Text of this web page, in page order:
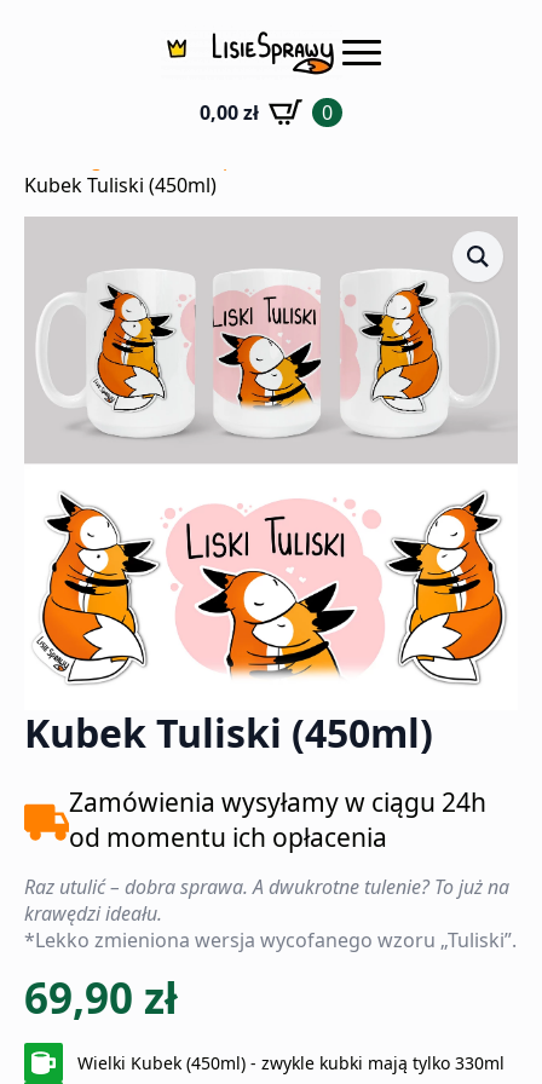
0,00zł
0
Kubek Tuliski (450ml)
Kubek Tuliski (450ml)
Zamówienia wysyłamy w ciągu 24h
od momentu ich opłacenia
Raz utulić – dobra sprawa. A dwukrotne tulenie? To już na
krawędzi ideału.
*Lekko zmieniona wersja wycofanego wzoru „Tuliski”.
69,90 zł
Wielki Kubek (450ml) - zwykle kubki mają tylko 330ml